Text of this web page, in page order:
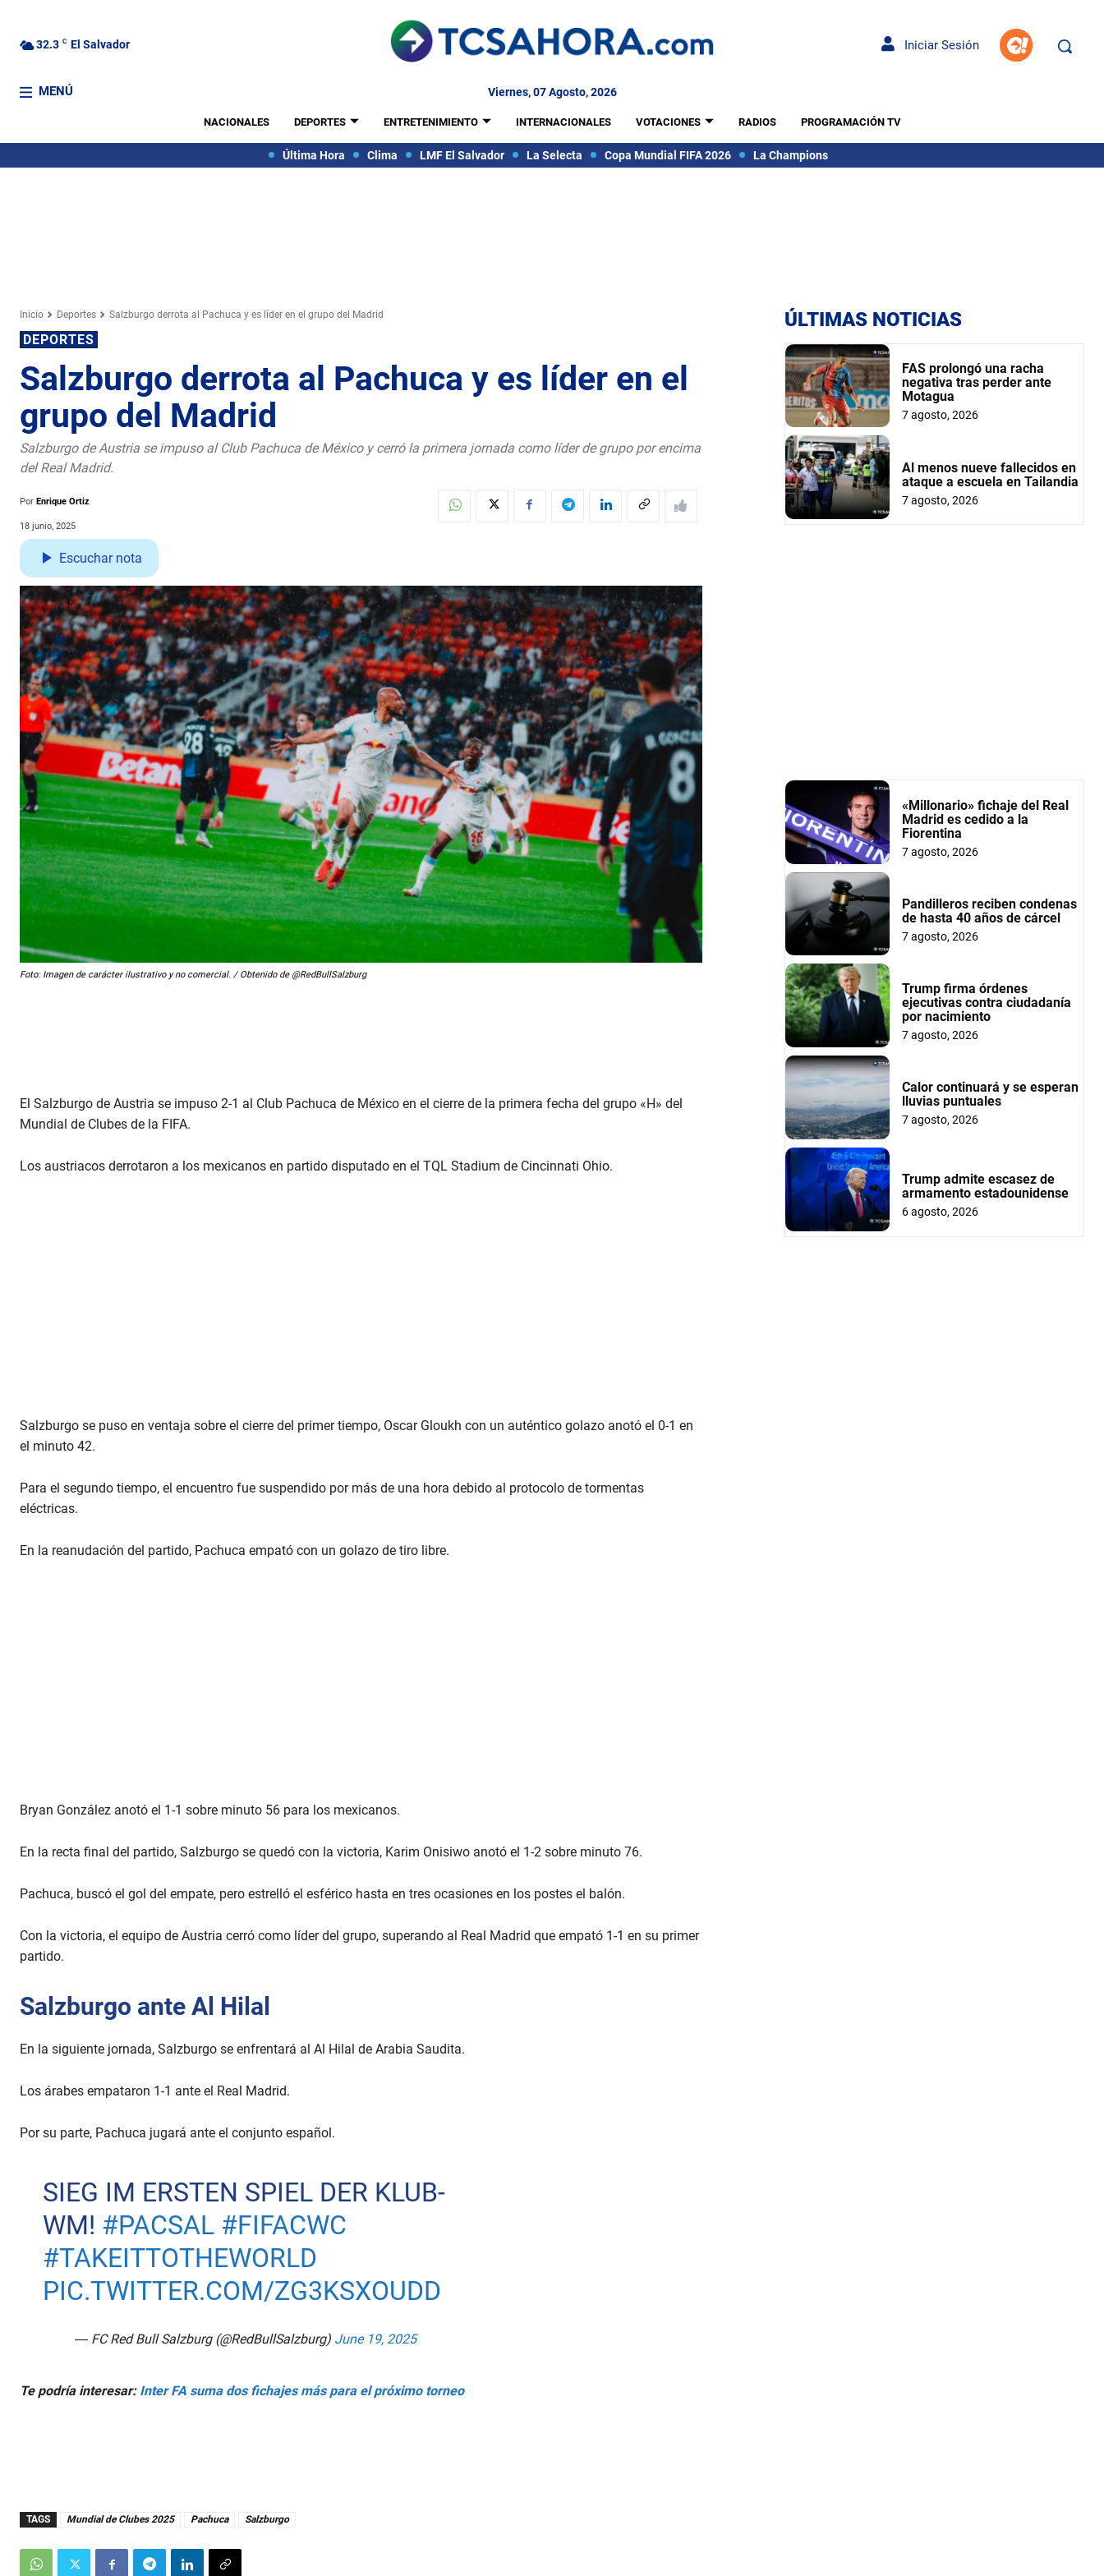
32.3 C El Salvador Iniciar Sesión
MENÚ Viernes, 07 Agosto, 2026
NACIONALES DEPORTES ENTRETENIMIENTO INTERNACIONALES VOTACIONES RADIOS PROGRAMACIÓN TV
Última Hora Clima LMF El Salvador La Selecta Copa Mundial FIFA 2026 La Champions
Inicio Deportes Salzburgo derrota al Pachuca y es líder en el grupo del Madrid
DEPORTES
Salzburgo derrota al Pachuca y es líder en el
grupo del Madrid
Salzburgo de Austria se impuso al Club Pachuca de México y cerró la primera jornada como líder de grupo por encima
del Real Madrid.
Por Enrique Ortiz
18 junio, 2025
Escuchar nota
Foto: Imagen de carácter ilustrativo y no comercial. / Obtenido de @RedBullSalzburg
El Salzburgo de Austria se impuso 2-1 al Club Pachuca de México en el cierre de la primera fecha del grupo «H» del
Mundial de Clubes de la FIFA.
Los austriacos derrotaron a los mexicanos en partido disputado en el TQL Stadium de Cincinnati Ohio.
Salzburgo se puso en ventaja sobre el cierre del primer tiempo, Oscar Gloukh con un auténtico golazo anotó el 0-1 en
el minuto 42.
Para el segundo tiempo, el encuentro fue suspendido por más de una hora debido al protocolo de tormentas
eléctricas.
En la reanudación del partido, Pachuca empató con un golazo de tiro libre.
Bryan González anotó el 1-1 sobre minuto 56 para los mexicanos.
En la recta final del partido, Salzburgo se quedó con la victoria, Karim Onisiwo anotó el 1-2 sobre minuto 76.
Pachuca, buscó el gol del empate, pero estrelló el esférico hasta en tres ocasiones en los postes el balón.
Con la victoria, el equipo de Austria cerró como líder del grupo, superando al Real Madrid que empató 1-1 en su primer
partido.
Salzburgo ante Al Hilal
En la siguiente jornada, Salzburgo se enfrentará al Al Hilal de Arabia Saudita.
Los árabes empataron 1-1 ante el Real Madrid.
Por su parte, Pachuca jugará ante el conjunto español.
SIEG IM ERSTEN SPIEL DER KLUB-
WM! #PACSAL #FIFACWC
#TAKEITTOTHEWORLD
PIC.TWITTER.COM/ZG3KSXOUDD
— FC Red Bull Salzburg (@RedBullSalzburg) June 19, 2025
Te podría interesar: Inter FA suma dos fichajes más para el próximo torneo
TAGS Mundial de Clubes 2025 Pachuca Salzburgo
ÚLTIMAS NOTICIAS
FAS prolongó una racha
negativa tras perder ante
Motagua
7 agosto, 2026
Al menos nueve fallecidos en
ataque a escuela en Tailandia
7 agosto, 2026
«Millonario» fichaje del Real
Madrid es cedido a la
Fiorentina
7 agosto, 2026
Pandilleros reciben condenas
de hasta 40 años de cárcel
7 agosto, 2026
Trump firma órdenes
ejecutivas contra ciudadanía
por nacimiento
7 agosto, 2026
Calor continuará y se esperan
lluvias puntuales
7 agosto, 2026
Trump admite escasez de
armamento estadounidense
6 agosto, 2026